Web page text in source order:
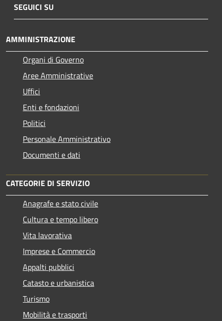
SEGUICI SU
AMMINISTRAZIONE
Organi di Governo
Aree Amministrative
Uffici
Enti e fondazioni
Politici
Personale Amministrativo
Documenti e dati
CATEGORIE DI SERVIZIO
Anagrafe e stato civile
Cultura e tempo libero
Vita lavorativa
Imprese e Commercio
Appalti pubblici
Catasto e urbanistica
Turismo
Mobilità e trasporti